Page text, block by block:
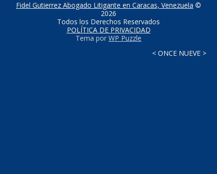
Fidel Gutierrez Abogado Litigante en Caracas, Venezuela ©
2026
Todos los Derechos Reservados
POLÍTICA DE PRIVACIDAD
Tema por WP Puzzle
< ONCE NUEVE >